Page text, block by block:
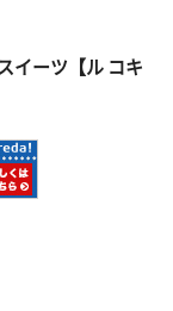
イーツ【ル コキ